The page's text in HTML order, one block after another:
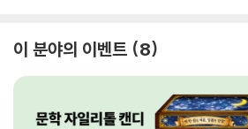
이 분야의 이벤트 8